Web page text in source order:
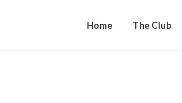
Home The Club